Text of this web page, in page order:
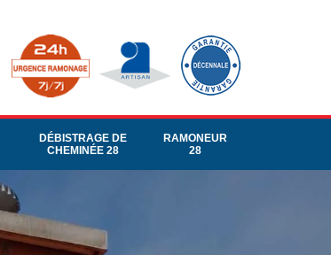
DÉBISTRAGE DE
CHEMINÉE 28
RAMONEUR
28